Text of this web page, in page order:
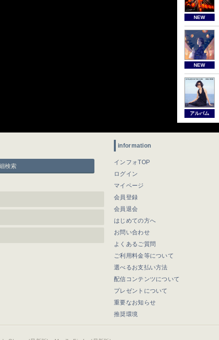
NEW
NEW
アルバム
検索
information
インフォTOP
ログイン
マイページ
会員登録
会員退会
はじめての方へ
お問い合わせ
よくあるご質問
ご利用料金等について
選べるお支払い方法
配信コンテンツについて
プレゼントについて
重要なお知らせ
推奨環境